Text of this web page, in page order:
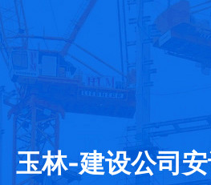
玉林-建设公司